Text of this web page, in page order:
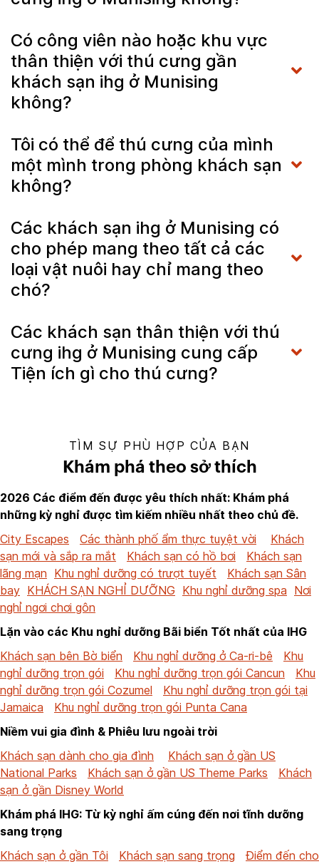
Có công viên nào hoặc khu vực
thân thiện với thú cưng gần
khách sạn ihg ở Munising
không?
Tôi có thể để thú cưng của mình
một mình trong phòng khách sạn
không?
Các khách sạn ihg ở Munising có
cho phép mang theo tất cả các
loại vật nuôi hay chỉ mang theo
chó?
Các khách sạn thân thiện với thú
cưng ihg ở Munising cung cấp
Tiện ích gì cho thú cưng?
TÌM SỰ PHÙ HỢP CỦA BẠN
Khám phá theo sở thích
2026 Các điểm đến được yêu thích nhất: Khám phá
những kỳ nghỉ được tìm kiếm nhiều nhất theo chủ đề.
City Escapes
Các thành phố ẩm thực tuyệt vời
Khách
sạn mới và sắp ra mắt
Khách sạn có hồ bơi
Khách sạn
lãng mạn Khu nghỉ dưỡng có trượt tuyết
Khách sạn Sân
bay KHÁCH SẠN NGHỈ DƯỠNG Khu nghỉ dưỡng spa Nơi
nghỉ ngơi chơi gôn
Lặn vào các Khu nghỉ dưỡng Bãi biển Tốt nhất của IHG
Khách sạn bên Bờ biển
Khu nghỉ dưỡng ở Ca-ri-bê
Khu
nghỉ dưỡng trọn gói
Khu nghỉ dưỡng trọn gói Cancun
Khu
nghỉ dưỡng trọn gói Cozumel
Khu nghỉ dưỡng trọn gói tại
Jamaica
Khu nghỉ dưỡng trọn gói Punta Cana
Niềm vui gia đình & Phiêu lưu ngoài trời
Khách sạn dành cho gia đình
Khách sạn ở gần US
National Parks
Khách sạn ở gần US Theme Parks
Khách
sạn ở gần Disney World
Khám phá IHG: Từ kỳ nghỉ ấm cúng đến nơi tĩnh dưỡng
sang trọng
Khách sạn ở gần Tôi
Khách sạn sang trọng
Điểm đến cho